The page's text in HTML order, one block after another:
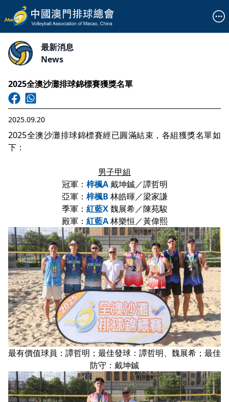
最新消息
News
2025全澳沙灘排球錦標賽獲獎名單
2025.09.20
2025全澳沙灘排球錦標賽經已圓滿結束，各組獲獎名單如
下：
男子甲組
冠軍： 梓楓A戴坤鋮／譚哲明
亞軍： 梓楓B 林皓暉／梁家謙
季軍： 紅藍X魏展希／陳苑駿
殿軍： 紅藍A林樂恒／黃偉熙
最有價值球員：譚哲明；最佳發球：譚哲明、魏展希；最佳
防守：戴坤鋮